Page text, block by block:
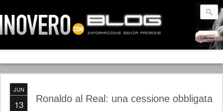
JUN
13 Ronaldo al Real: una cessione obbligata